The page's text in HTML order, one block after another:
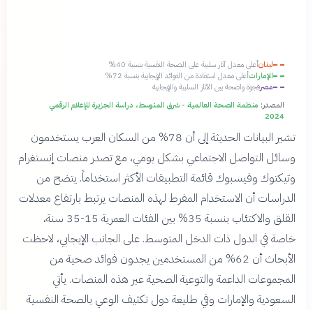
لبنانأعلى معدل آثار سلبية على الصحة النفسية بنسبة 40%
الإماراتأعلى معدل استفادة من الفوائد الإيجابية بنسبة 72%
مصرفجوة واضحة بين الآثار السلبية والإيجابية
المصدر: منظمة الصحة العالمية - شرق المتوسط، دراسة الجزيرة للإعلام الرقمي
2024
تشير البيانات الحديثة إلى أن 78% من السكان العرب يستخدمون
وسائل التواصل الاجتماعي بشكل يومي، مع تصدر منصات إنستغرام
وتيكتوك وفيسبوك قائمة التطبيقات الأكثر استخداماً. يتضح من
الدراسات أن الاستخدام المفرط لهذه المنصات يرتبط بارتفاع معدلات
القلق والاكتئاب بنسبة 35% بين الفئات العمرية 15-35 سنة،
خاصة في الدول ذات الدخل المتوسط. على الجانب الإيجابي، لاحظت
الأبحاث أن 62% من المستخدمين يجدون فوائد صحية من
المجموعات الداعمة والتوعية الصحية عبر هذه المنصات. يأتي
السعودية والإمارات وفي طليعة دول تكثيف الوعي بالصحة النفسية